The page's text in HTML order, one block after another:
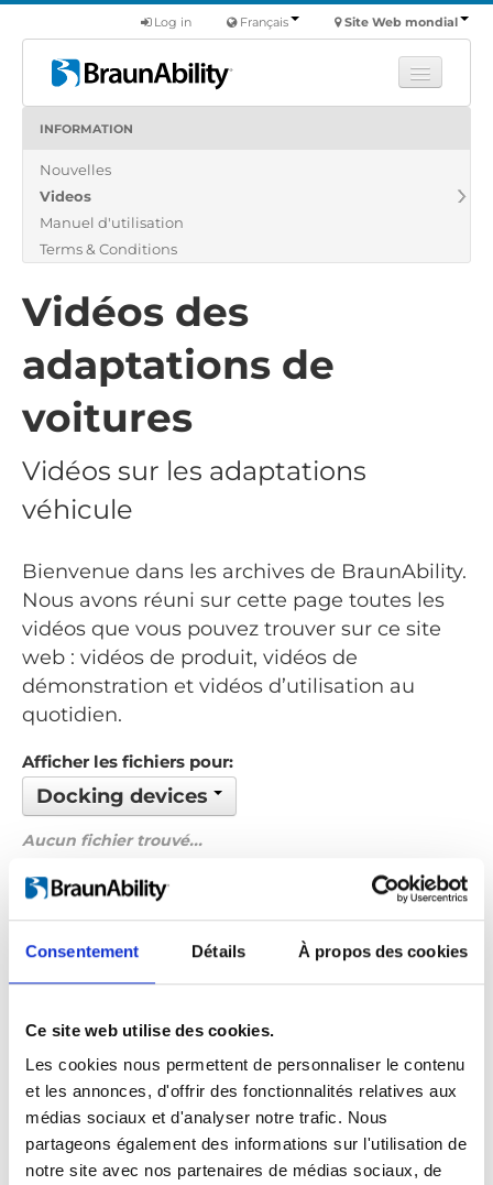
Consentement Détails À propos des cookies
Ce site web utilise des cookies.
Les cookies nous permettent de personnaliser le contenu
et les annonces, d'offrir des fonctionnalités relatives aux
médias sociaux et d'analyser notre trafic. Nous
partageons également des informations sur l'utilisation de
notre site avec nos partenaires de médias sociaux, de
Site Web mondial
Français
Log in
Produits
Nous
Trouver un revendeur
INFORMATION
Nouvelles
Videos
Manuel d'utilisation
Terms & Conditions
Vidéos des
adaptations de
voitures
Vidéos sur les adaptations
véhicule
Bienvenue dans les archives de BraunAbility.
Nous avons réuni sur cette page toutes les
vidéos que vous pouvez trouver sur ce site
web : vidéos de produit, vidéos de
démonstration et vidéos d’utilisation au
quotidien.
Afficher les fichiers pour:
Docking devices
Aucun fichier trouvé...
Commandé par: Date
Précédent Suivant
Ouvrez le menu déroulant sur la gauche et sélectionnez le
produit qui vous intéresse. Remarque : pour certains produits, il
n’y a pas de vidéo.
Intégration de vidéo
Sous chaque vidéo se trouve un code que vous pouvez utiliser